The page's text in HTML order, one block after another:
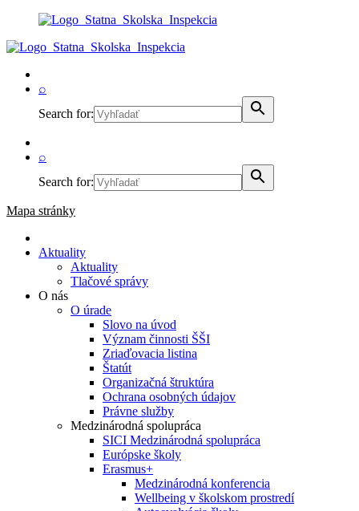
⌕
Search for:
⌕
Search for:
Mapa stránky
Aktuality
Aktuality
Tlačové správy
O nás
O úrade
Slovo na úvod
Význam činnosti ŠŠI
Zriaďovacia listina
Štatút
Organizačná štruktúra
Ochrana osobných údajov
Právne služby
Medzinárodná spolupráca
SICI Medzinárodná spolupráca
Európske školy
Erasmus+
Medzinárodná konferencia
Wellbeing v školskom prostredí